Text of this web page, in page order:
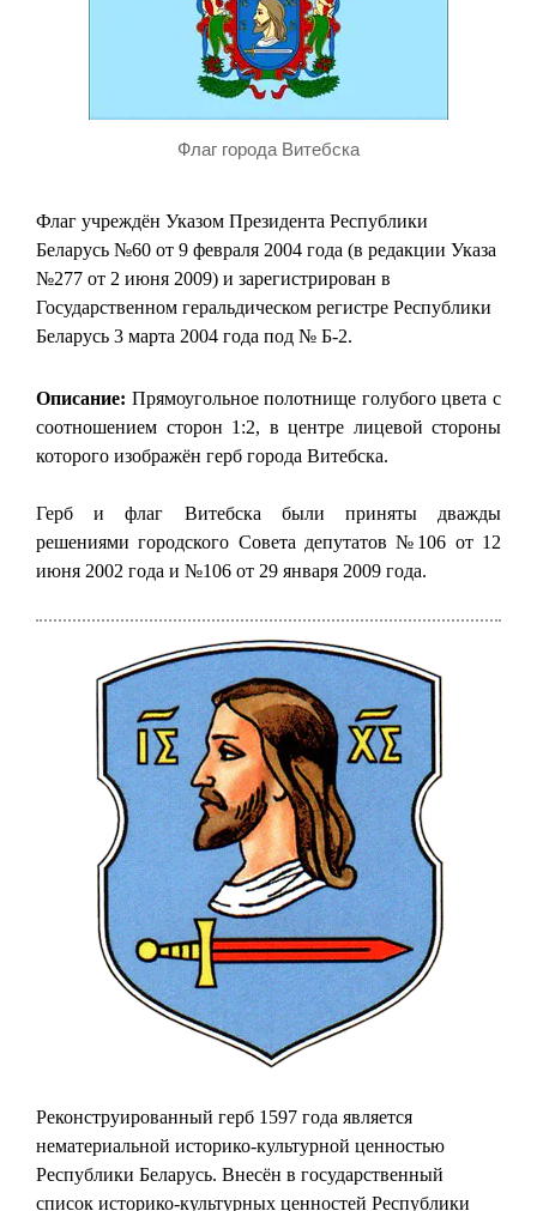
Флаг города Витебска
Флаг учреждён Указом Президента Республики
Беларусь №60 от 9 февраля 2004 года (в редакции Указа
№277 от 2 июня 2009) и зарегистрирован в
Государственном геральдическом регистре Республики
Беларусь 3 марта 2004 года под № Б-2.
Описание: Прямоугольное полотнище голубого цвета с
соотношением сторон 1:2, в центре лицевой стороны
которого изображён герб города Витебска.
Герб и флаг Витебска были приняты дважды
решениями городского Совета депутатов №106 от 12
июня 2002 года и №106 от 29 января 2009 года.
Реконструированный герб 1597 года является
нематериальной историко-культурной ценностью
Республики Беларусь. Внесён в государственный
список историко-культурных ценностей Республики